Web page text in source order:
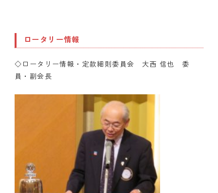
ロータリー情報
◇ロータリー情報・定款細則委員会 大西 信也 委
員・副会長